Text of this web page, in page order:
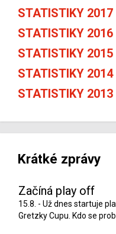
STATISTIKY 2017
STATISTIKY 2016
STATISTIKY 2015
STATISTIKY 2014
STATISTIKY 2013
Krátké zprávy
Začíná play off
15.8. - Už dnes startuje
Gretzky Cupu. Kdo se